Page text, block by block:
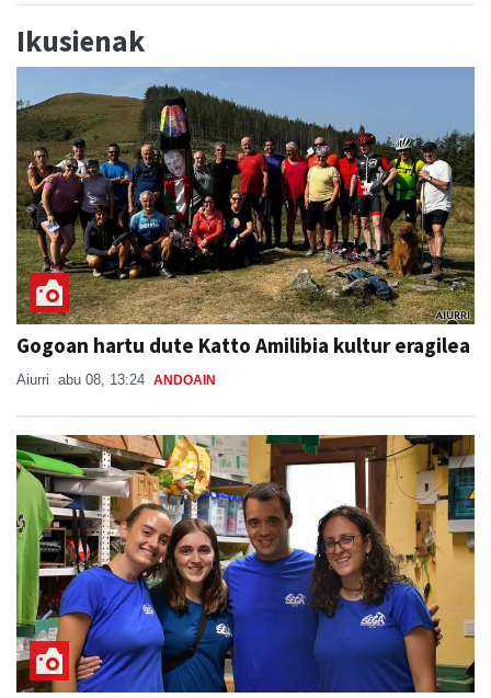
Ikusienak
Gogoan hartu dute Katto Amilibia kultur eragilea
Aiurri abu 08, 13:24 ANDOAIN